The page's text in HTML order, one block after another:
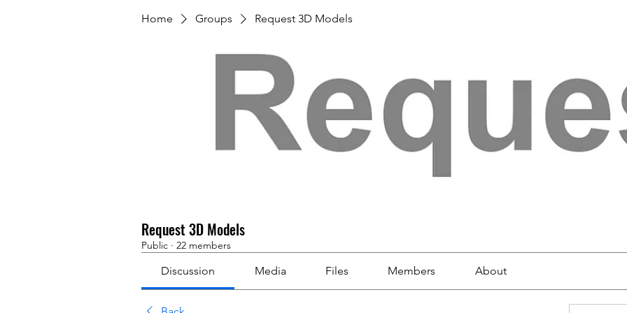
Home Groups Request 3D Models
Request 3D Models
Public · 22 members
Discussion Media Files Members About